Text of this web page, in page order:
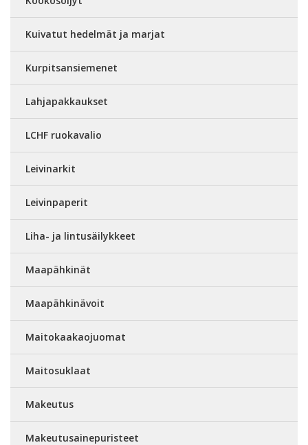
Kuivatut hedelmät ja marjat
Kurpitsansiemenet
Lahjapakkaukset
LCHF ruokavalio
Leivinarkit
Leivinpaperit
Liha- ja lintusäilykkeet
Maapähkinät
Maapähkinävoit
Maitokaakaojuomat
Maitosuklaat
Makeutus
Makeutusainepuristeet